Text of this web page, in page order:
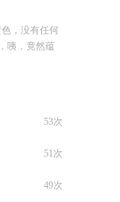
，没有任何
咦，竟然蕴
助我也，将
的实力应该
色苍白的罗
53次
51次
49次